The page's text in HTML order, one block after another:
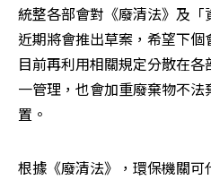
統整各部會對《廢清法》及「
近期將會推出草案，希望下個
目前再利用相關規定分散在
一管理，也會加重廢棄物不
置。
根據《廢清法》，環保機關